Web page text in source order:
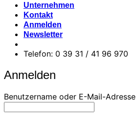
Unternehmen
Kontakt
Anmelden
Newsletter
Telefon: 0 39 31 / 41 96 970
Anmelden
Benutzername oder E-Mail-Adresse